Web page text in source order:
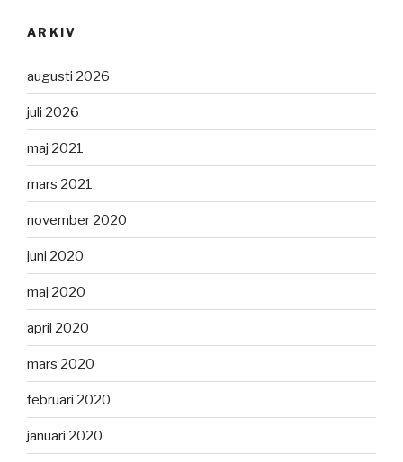
ARKIV
augusti 2026
juli 2026
maj 2021
mars 2021
november 2020
juni 2020
maj 2020
april 2020
mars 2020
februari 2020
januari 2020